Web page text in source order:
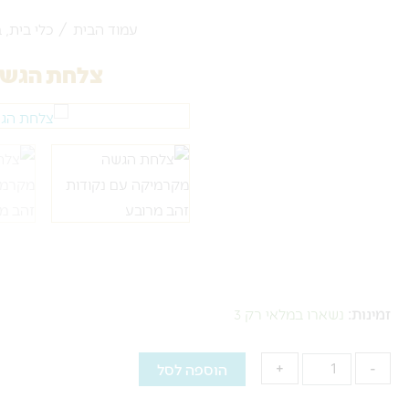
עמוד הבית / כלי בית,
צלחת
זמינות: נשארו במלאי רק 3
-
כמות
צלחת
+ הוספה לסל